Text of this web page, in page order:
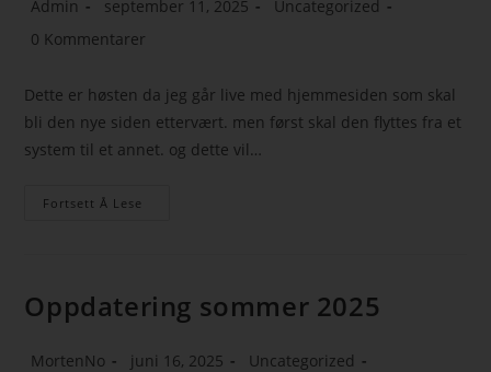
Admin september 11, 2025
Uncategorized
0 Kommentarer
Dette er høsten da jeg går live med hjemmesiden som skal
bli den nye siden ettervært. men først skal den flyttes fra et
system til et annet. og dette vil…
Fortsett Å Lese
Oppdatering sommer 2025
MortenNo juni 16, 2025
Uncategorized